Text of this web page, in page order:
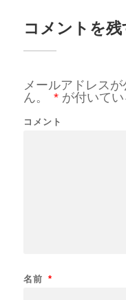
コメントを残
メールアドレス
ん。
*が付いてい
コメント
名前 *